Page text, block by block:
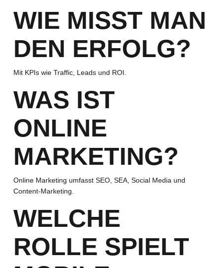
WIE MISST MAN
DEN ERFOLG?
Mit KPIs wie Traffic, Leads und ROI.
WAS IST
ONLINE
MARKETING?
Online Marketing umfasst SEO, SEA, Social Media und
Content-Marketing.
WELCHE
ROLLE SPIELT